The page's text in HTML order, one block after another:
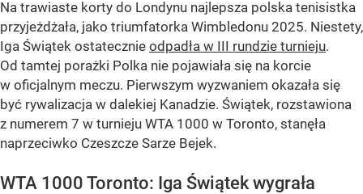
Na trawiaste korty do Londynu najlepsza polska tenisistka
przyjeżdżała, jako triumfatorka Wimbledonu 2025. Niestety,
Iga Świątek ostatecznie odpadła w III rundzie turnieju.
Od tamtej porażki Polka nie pojawiała się na korcie
w oficjalnym meczu. Pierwszym wyzwaniem okazała się
być rywalizacja w dalekiej Kanadzie. Świątek, rozstawiona
z numerem 7 w turnieju WTA 1000 w Toronto, stanęła
naprzeciwko Czeszcze Sarze Bejek.
WTA 1000 Toronto: Iga Świątek wygrała